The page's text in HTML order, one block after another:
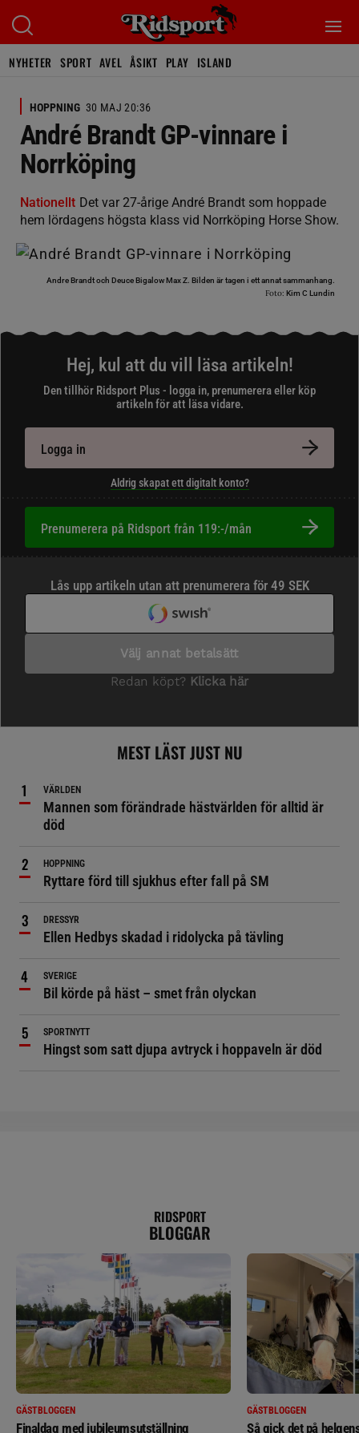
NYHETER SPORT AVEL ÅSIKT PLAY ISLAND
HOPPNING 30 MAJ 20:36
André Brandt GP-vinnare i
Norrköping
Nationellt Det var 27-årige André Brandt som hoppade
hem lördagens högsta klass vid Norrköping Horse Show.
Andre Brandt och Deuce Bigalow Max Z. Bilden är tagen i ett annat sammanhang.
Foto: Kim C Lundin
Hej, kul att du vill läsa artikeln!
Den tillhör Ridsport Plus - logga in, prenumerera eller köp
artikeln för att läsa vidare.
Logga in
Aldrig skapat ett digitalt konto?
Prenumerera på Ridsport från 119:-/mån
MEST LÄST JUST NU
VÄRLDEN
Mannen som förändrade hästvärlden för alltid är
död
HOPPNING
Ryttare förd till sjukhus efter fall på SM
DRESSYR
Ellen Hedbys skadad i ridolycka på tävling
SVERIGE
Bil körde på häst – smet från olyckan
SPORTNYTT
Hingst som satt djupa avtryck i hoppaveln är död
RIDSPORT
BLOGGAR
GÄSTBLOGGEN
Finaldag med jubileumsutställning
GÄSTBLOGGEN
Så gick det på